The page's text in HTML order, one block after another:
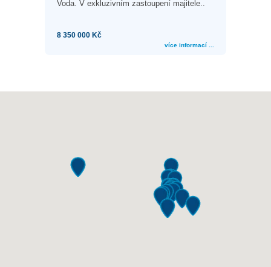
Voda. V exkluzivním zastoupení majitele..
8 350 000 Kč
více informací ...